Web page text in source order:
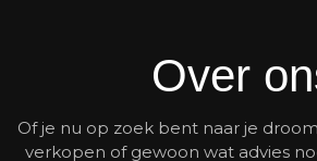
Over
Of je nu op zoek bent naar je
verkopen of gewoon wat advies